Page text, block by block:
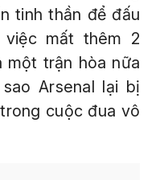
tinh thần để đấu
việc mất thêm 2
trận hòa nữa
Arsenal lại bị
cuộc đua vô